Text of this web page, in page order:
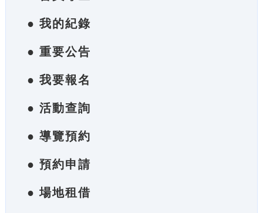
● 我的紀錄
● 重要公告
● 我要報名
● 活動查詢
● 導覽預約
● 預約申請
● 場地租借